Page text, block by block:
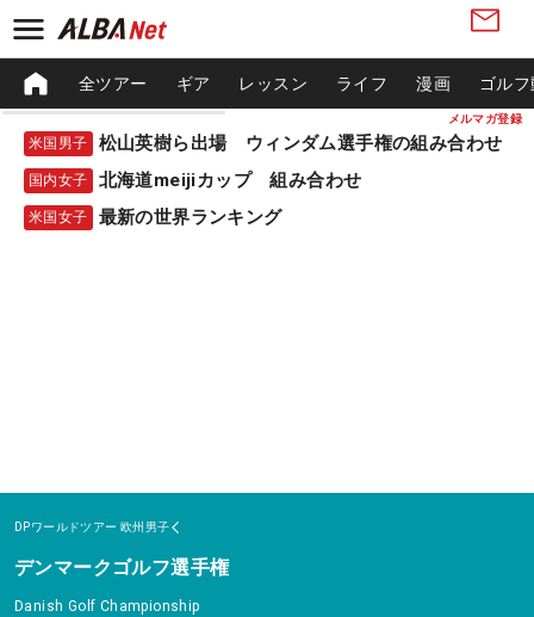
メルマガ登録
全ツアー ギア レッスン ライフ 漫画 ゴル
米国男子 松山英樹ら出場 ウィンダム選手権の組み合わせ
国内女子 北海道meijiカップ 組み合わせ
米国女子 最新の世界ランキング
DPワールドツアー 欧州男子
デンマークゴルフ選手権
Danish Golf Championship